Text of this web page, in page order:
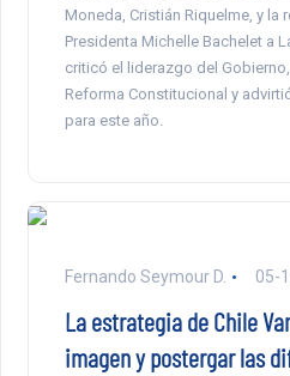
Moneda, Cristián Riquelme, y la
Presidenta Michelle Bachelet a
criticó el liderazgo del
Reforma Constitucional y
para este año.
Fernando Seymour D. 05-
La estrategia de Chile
imagen y postergar las